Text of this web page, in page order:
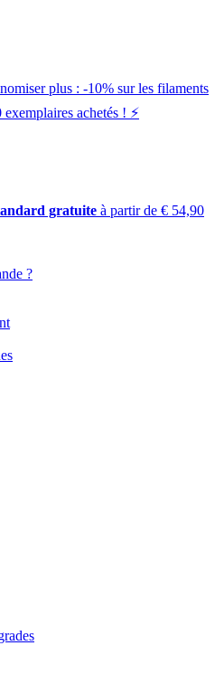
plus : -10% sur les filaments
achetés ! ⚡️
gratuite à partir de € 54,90
?